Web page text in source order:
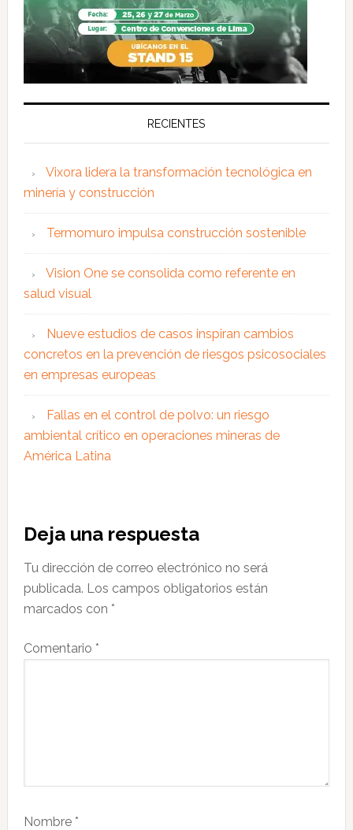
RECIENTES
Vixora lidera la transformación tecnológica en
minería y construcción
Termomuro impulsa construcción sostenible
Vision One se consolida como referente en
salud visual
Nueve estudios de casos inspiran cambios
concretos en la prevención de riesgos psicosociales
en empresas europeas
Fallas en el control de polvo: un riesgo
ambiental crítico en operaciones mineras de
América Latina
Interacciones
con
los
lectores
Deja una respuesta
Tu dirección de correo electrónico no será
publicada. Los campos obligatorios están
marcados con *
Comentario *
Nombre *